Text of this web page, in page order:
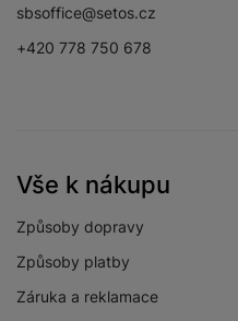
sbsoffice@setos.cz
+420 778 750 678
Vše k nákupu
Způsoby dopravy
Způsoby platby
Záruka a reklamace